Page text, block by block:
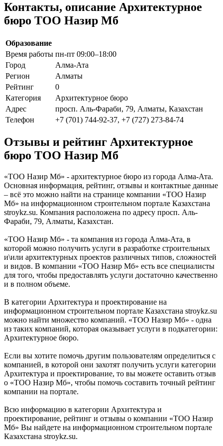
Контакты, описание Архитектурное
бюро ТОО Назир Мб
Образование
Время работы пн-пт 09:00–18:00
Город
Алма-Ата
Регион
Алматы
Рейтинг
0
Категория
Архитектурное бюро
Адрес
просп. Аль-Фараби, 79, Алматы, Казахстан
Телефон
+7 (701) 744-92-37, +7 (727) 273-84-74
Отзывы и рейтинг Архитектурное
бюро ТОО Назир Мб
«ТОО Назир Мб» - архитектурное бюро из города Алма-Ата.
Основная информация, рейтинг, отзывы и контактные данные
– всё это можно найти на странице компании «ТОО Назир
Мб» на информационном строительном портале Казахстана
stroykz.su. Компания расположена по адресу просп. Аль-
Фараби, 79, Алматы, Казахстан.
«ТОО Назир Мб» - та компания из города Алма-Ата, в
которой можно получить услуги в разработке строительных
и\или архитектурных проектов различных типов, сложностей
и видов. В компании «ТОО Назир Мб» есть все специалисты
для того, чтобы предоставлять услуги достаточно качественно
и в полном объеме.
В категории Архитектура и проектирование на
информационном строительном портале Казахстана stroykz.su
можно найти множество компаний. «ТОО Назир Мб» - одна
из таких компаний, которая оказывает услуги в подкатегории:
Архитектурное бюро.
Если вы хотите помочь другим пользователям определиться с
компанией, в которой они захотят получить услуги категории
Архитектура и проектирование, то вы можете оставить отзыв
о «ТОО Назир Мб», чтобы помочь составить точный рейтинг
компании на портале.
Всю информацию в категории Архитектура и
проектирование, рейтинг и отзывы о компании «ТОО Назир
Мб» Вы найдете на информационном строительном портале
Казахстана stroykz.su.